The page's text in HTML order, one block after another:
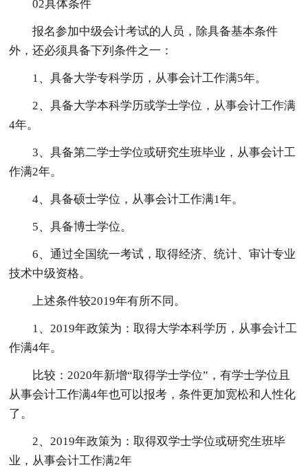
02具体条件
报名参加中级会计考试的人员，除具备基本条件
外，还必须具备下列条件之一：
1、具备大学专科学历，从事会计工作满5年。
2、具备大学本科学历或学士学位，从事会计工作满
4年。
3、具备第二学士学位或研究生班毕业，从事会计工
作满2年。
4、具备硕士学位，从事会计工作满1年。
5、具备博士学位。
6、通过全国统一考试，取得经济、统计、审计专业
技术中级资格。
上述条件较2019年有所不同。
1、2019年政策为：取得大学本科学历，从事会计工
作满4年。
比较：2020年新增“取得学士学位”，有学士学位且
从事会计工作满4年也可以报考，条件更加宽松和人性化
了。
2、2019年政策为：取得双学士学位或研究生班毕
业，从事会计工作满2年